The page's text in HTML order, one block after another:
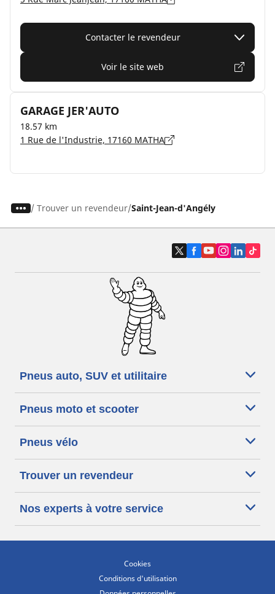
Contacter le revendeur
Voir le site web
GARAGE JER'AUTO
18.57 km
1 Rue de l'Industrie, 17160 MATHA
/ Trouver un revendeur Saint-Jean-d'Angély
Pneus auto, SUV et utilitaire
Pneus moto et scooter
Pneus vélo
Trouver un revendeur
Nos experts à votre service
Cookies
Conditions d'utilisation